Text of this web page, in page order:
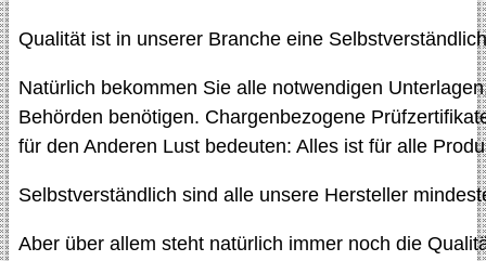
Qualität ist in unserer Branche eine
Natürlich bekommen Sie alle notwendigen
Behörden benötigen. Chargenbezogene
für den Anderen Lust bedeuten: Alles ist für alle
Selbstverständlich sind alle unsere Hersteller
Aber über allem steht natürlich immer noch die